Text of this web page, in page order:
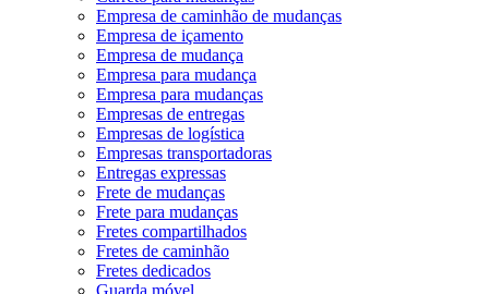
Empresa de caminhão de mudanças
Empresa de içamento
Empresa de mudança
Empresa para mudança
Empresa para mudanças
Empresas de entregas
Empresas de logística
Empresas transportadoras
Entregas expressas
Frete de mudanças
Frete para mudanças
Fretes compartilhados
Fretes de caminhão
Fretes dedicados
Guarda móvel